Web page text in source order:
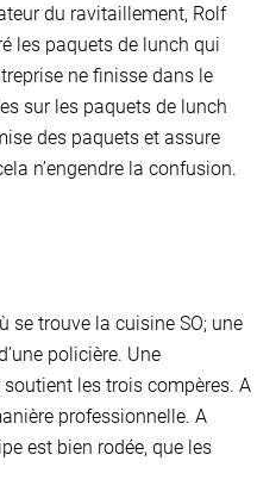
du ravitaillement, Rolf
les paquets de lunch qui
ne finisse dans le
sur les paquets de lunch
des paquets et assure
n’engendre la confusion.
se trouve la cuisine SO; une
policière. Une
les trois compères. A
professionnelle. A
est bien rodée, que les